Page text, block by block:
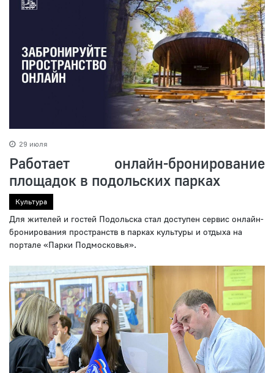
29 июля
Работает онлайн-бронирование
площадок в подольских парках
Культура
Для жителей и гостей Подольска стал доступен сервис онлайн-
бронирования пространств в парках культуры и отдыха на
портале «Парки Подмосковья».